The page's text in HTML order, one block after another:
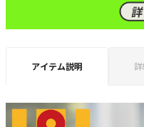
アイテム説明